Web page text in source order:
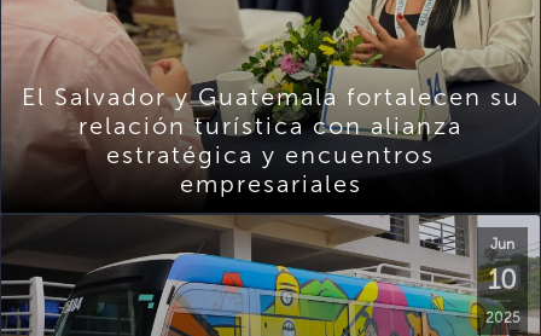
El Salvador y Guatemala fortalecen su
relación turística con alianza
estratégica y encuentros
empresariales
Jun
10
2025